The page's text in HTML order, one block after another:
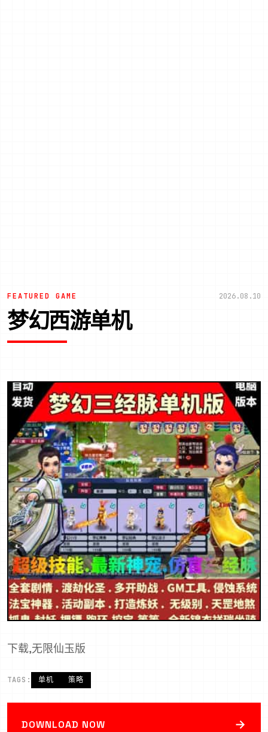
FEATURED GAME 2026.08.10
梦幻西游单机
下载,无限仙玉版
TAGS: 单机 策略
DOWNLOAD NOW →